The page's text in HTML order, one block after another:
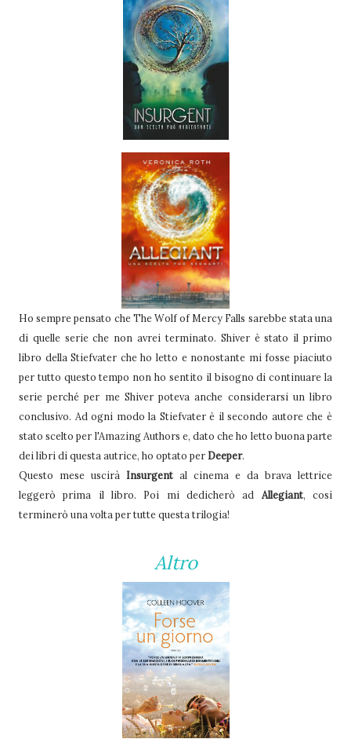
Ho sempre pensato che The Wolf of Mercy Falls sarebbe stata una
di quelle serie che non avrei terminato. Shiver è stato il primo
libro della Stiefvater che ho letto e nonostante mi fosse piaciuto
per tutto questo tempo non ho sentito il bisogno di continuare la
serie perché per me Shiver poteva anche considerarsi un libro
conclusivo. Ad ogni modo la Stiefvater è il secondo autore che è
stato scelto per l'Amazing Authors e, dato che ho letto buona parte
dei libri di questa autrice, ho optato per Deeper.
Questo mese uscirà Insurgent al cinema e da brava lettrice
leggerò prima il libro. Poi mi dedicherò ad Allegiant, così
terminerò una volta per tutte questa trilogia!
Altro